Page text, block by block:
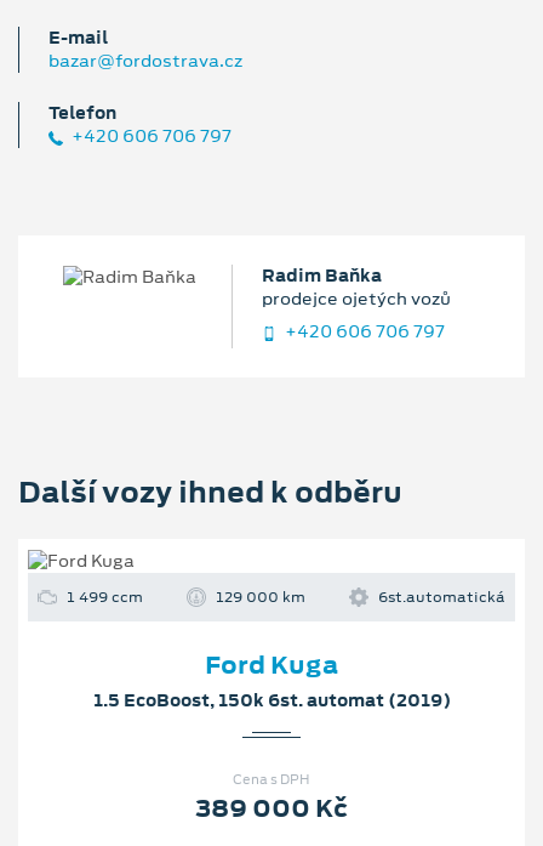
E‑mail
bazar@fordostrava.cz
Telefon
+420 606 706 797
Radim Baňka
prodejce ojetých vozů
+420 606 706 797
Další vozy ihned k odběru
1 499 ccm 129 000 km 6st.automatická
Ford Kuga
1.5 EcoBoost, 150k 6st. automat (2019)
Cena s DPH
389 000 Kč